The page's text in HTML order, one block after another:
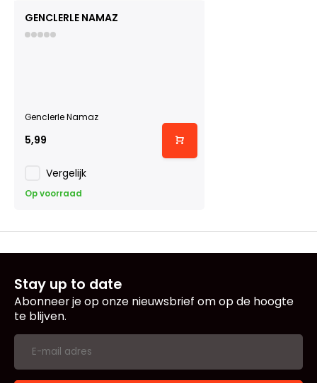
GENCLERLE NAMAZ
Genclerle Namaz
5,99
Vergelijk
Op voorraad
Stay up to date
Abonneer je op onze nieuwsbrief om op de hoogte
te blijven.